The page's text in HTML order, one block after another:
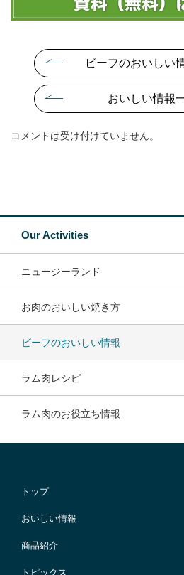
ビーフのおいしい
おいしい情報
コメントは受け付けていません。
Our Activities
ニュージーランド
お肉のおいしい焼き方
ビーフのおいしい情報
ラム肉レシピ
ラム肉のお役立ち情報
トップ
おいしい情報
商品紹介
トピックス